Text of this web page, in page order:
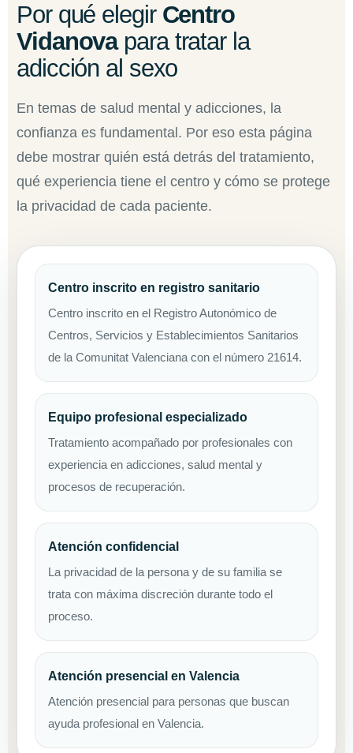
Por qué elegir Centro
Vidanovapara tratar la
adicción al sexo
En temas de salud mental y adicciones, la
confianza es fundamental. Por eso esta página
debe mostrar quién está detrás del tratamiento,
qué experiencia tiene el centro y cómo se protege
la privacidad de cada paciente.
Centro inscrito en registro sanitario
Centro inscrito en el Registro Autonómico de
Centros, Servicios y Establecimientos Sanitarios
de la Comunitat Valenciana con el número 21614.
Equipo profesional especializado
Tratamiento acompañado por profesionales con
experiencia en adicciones, salud mental y
procesos de recuperación.
Atención confidencial
La privacidad de la persona y de su familia se
trata con máxima discreción durante todo el
proceso.
Atención presencial en Valencia
Atención presencial para personas que buscan
ayuda profesional en Valencia.